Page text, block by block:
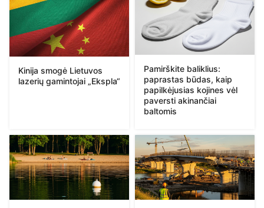
Kinija smogė Lietuvos
lazerių gamintojai „Ekspla“
Pamirškite baliklius:
paprastas būdas, kaip
papilkėjusias kojines vėl
paversti akinančiai
baltomis